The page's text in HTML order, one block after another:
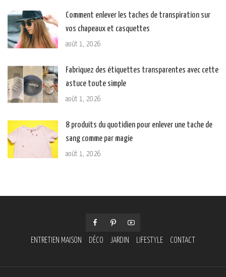
Comment enlever les taches de transpiration sur
vos chapeaux et casquettes
août 1, 2026
Fabriquez des étiquettes transparentes avec cette
astuce toute simple
août 1, 2026
8 produits du quotidien pour enlever une tache de
sang comme par magie
août 1, 2026
ENTRETIEN MAISON DÉCO JARDIN LIFESTYLE CONTACT